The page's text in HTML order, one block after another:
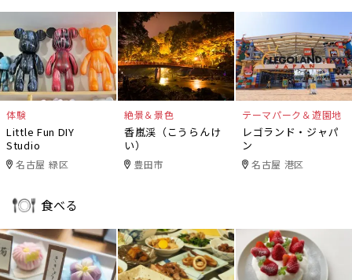
体験
Little Fun DIY
Studio
名古屋 緑区
絶景＆景色
香嵐渓（こうらんけ
い）
豊田市
テーマパーク＆遊園地
レゴランド・ジャパ
ン
名古屋 港区
食べる